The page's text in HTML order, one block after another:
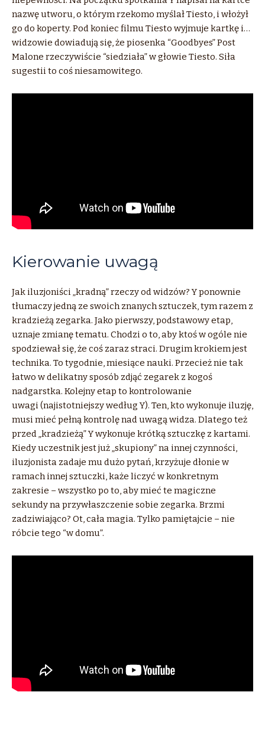
nazwę utworu, o którym rzekomo myślał Tiesto, i włożył
go do koperty. Pod koniec filmu Tiesto wyjmuje kartkę i…
widzowie dowiadują się, że piosenka “Goodbyes” Post
Malone rzeczywiście “siedziała” w głowie Tiesto. Siła
sugestii to coś niesamowitego.
Kierowanie uwagą
Jak iluzjoniści „kradną” rzeczy od widzów? Y ponownie
tłumaczy jedną ze swoich znanych sztuczek, tym razem z
kradzieżą zegarka. Jako pierwszy, podstawowy etap,
uznaje zmianę tematu. Chodzi o to, aby ktoś w ogóle nie
spodziewał się, że coś zaraz straci. Drugim krokiem jest
technika. To tygodnie, miesiące nauki. Przecież nie tak
łatwo w delikatny sposób zdjąć zegarek z kogoś
nadgarstka. Kolejny etap to kontrolowanie
uwagi (najistotniejszy według Y). Ten, kto wykonuje iluzję,
musi mieć pełną kontrolę nad uwagą widza. Dlatego też
przed „kradzieżą” Y wykonuje krótką sztuczkę z kartami.
Kiedy uczestnik jest już „skupiony” na innej czynności,
iluzjonista zadaje mu dużo pytań, krzyżuje dłonie w
ramach innej sztuczki, każe liczyć w konkretnym
zakresie – wszystko po to, aby mieć te magiczne
sekundy na przywłaszczenie sobie zegarka. Brzmi
zadziwiająco? Ot, cała magia. Tylko pamiętajcie – nie
róbcie tego “w domu”.